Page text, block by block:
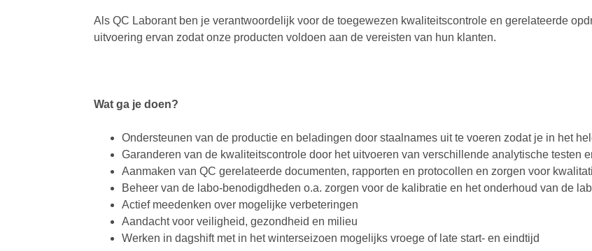
Als QC Laborant ben je verantwoordelijk voor de toegewezen kwaliteitscontrole en gerelateerde
uitvoering ervan zodat onze producten voldoen aan de vereisten van hun klanten.
Wat ga je doen?
Ondersteunen van de productie en beladingen door staalnames uit te voeren zodat je in het
Garanderen van de kwaliteitscontrole door het uitvoeren van verschillende analytische testen
Aanmaken van QC gerelateerde documenten, rapporten en protocollen en zorgen voor
Beheer van de labo-benodigdheden o.a. zorgen voor de kalibratie en het onderhoud van de
Actief meedenken over mogelijke verbeteringen
Aandacht voor veiligheid, gezondheid en milieu
Werken in dagshift met in het winterseizoen mogelijks vroege of late start- en eindtijd